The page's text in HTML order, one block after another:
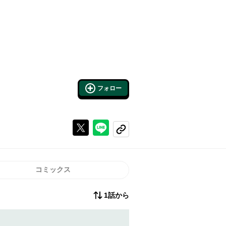
フォロー
Xで投稿するラインでシェアする
コピーする
コミックス
1話から